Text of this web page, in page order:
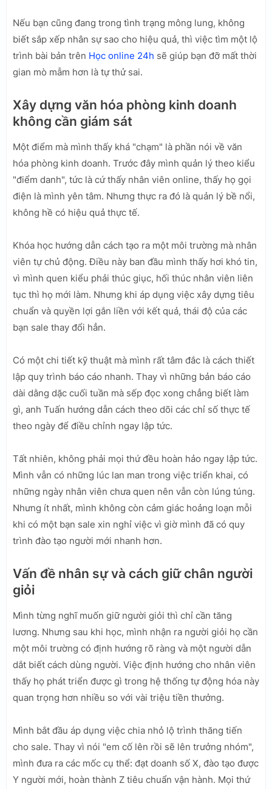
Nếu bạn cũng đang trong tình trạng mông lung, không
biết sắp xếp nhân sự sao cho hiệu quả, thì việc tìm một lộ
trình bài bản trên Học online 24h sẽ giúp bạn đỡ mất thời
gian mò mẫm hơn là tự thử sai.
Xây dựng văn hóa phòng kinh doanh
không cần giám sát
Một điểm mà mình thấy khá "chạm" là phần nói về văn
hóa phòng kinh doanh. Trước đây mình quản lý theo kiểu
"điểm danh", tức là cứ thấy nhân viên online, thấy họ gọi
điện là mình yên tâm. Nhưng thực ra đó là quản lý bề nổi,
không hề có hiệu quả thực tế.
Khóa học hướng dẫn cách tạo ra một môi trường mà nhân
viên tự chủ động. Điều này ban đầu mình thấy hơi khó tin,
vì mình quen kiểu phải thúc giục, hối thúc nhân viên liên
tục thì họ mới làm. Nhưng khi áp dụng việc xây dựng tiêu
chuẩn và quyền lợi gắn liền với kết quả, thái độ của các
bạn sale thay đổi hẳn.
Có một chi tiết kỹ thuật mà mình rất tâm đắc là cách thiết
lập quy trình báo cáo nhanh. Thay vì những bản báo cáo
dài dằng dặc cuối tuần mà sếp đọc xong chẳng biết làm
gì, anh Tuấn hướng dẫn cách theo dõi các chỉ số thực tế
theo ngày để điều chỉnh ngay lập tức.
Tất nhiên, không phải mọi thứ đều hoàn hảo ngay lập tức.
Mình vẫn có những lúc lan man trong việc triển khai, có
những ngày nhân viên chưa quen nên vẫn còn lúng túng.
Nhưng ít nhất, mình không còn cảm giác hoảng loạn mỗi
khi có một bạn sale xin nghỉ việc vì giờ mình đã có quy
trình đào tạo người mới nhanh hơn.
Vấn đề nhân sự và cách giữ chân người
giỏi
Mình từng nghĩ muốn giữ người giỏi thì chỉ cần tăng
lương. Nhưng sau khi học, mình nhận ra người giỏi họ cần
một môi trường có định hướng rõ ràng và một người dẫn
dắt biết cách dùng người. Việc định hướng cho nhân viên
thấy họ phát triển được gì trong hệ thống tự động hóa này
quan trọng hơn nhiều so với vài triệu tiền thưởng.
Mình bắt đầu áp dụng việc chia nhỏ lộ trình thăng tiến
cho sale. Thay vì nói "em cố lên rồi sẽ lên trưởng nhóm",
mình đưa ra các mốc cụ thể: đạt doanh số X, đào tạo được
Y người mới, hoàn thành Z tiêu chuẩn vận hành. Mọi thứ